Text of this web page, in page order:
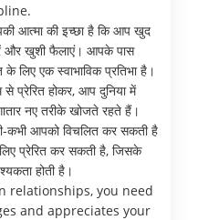
आत्मा की इच्छा है कि आप खुद
और खुशी फैलाएं। आपके पास
लिए एक स्वाभाविक प्रतिभा है।
प्रेरित होकर, आप दुनिया में
नए तरीके खोजते रहते हैं।
कभी आपको विचलित कर सकती है
प्रेरित कर सकती है, जिसके
होती है।
relationships, you need
and appreciates your